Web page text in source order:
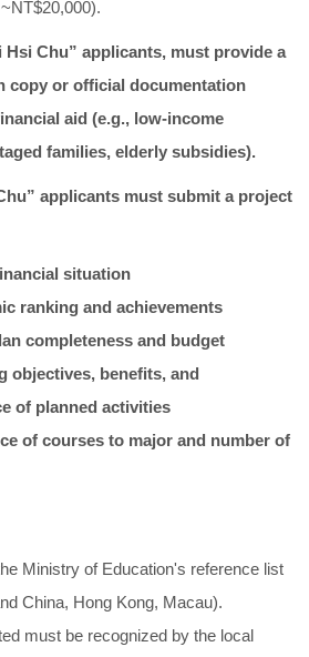
Hsi Chu” applicants, must provide a
copy or official documentation
aid (e.g., low-income
families, elderly subsidies).
” applicants must submit a project
situation
ranking and achievements
completeness and budget
objectives, benefits, and
of planned activities
of courses to major and number of
Ministry of Education's reference list
China, Hong Kong, Macau).
must be recognized by the local